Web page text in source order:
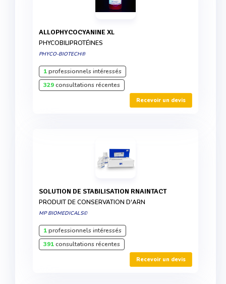
ALLOPHYCOCYANINE XL
PHYCOBILIPROTÉINES
PHYCO-BIOTECH®
1professionnels intéressés
329consultations récentes
Recevoir un devis
SOLUTION DE STABILISATION RNAINTACT
PRODUIT DE CONSERVATION D'ARN
MP BIOMEDICALS©
1professionnels intéressés
391consultations récentes
Recevoir un devis